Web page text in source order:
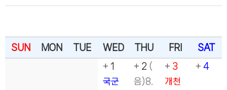
SUN MON TUE WED THU FRI SAT
+ 1
국군
+ 2 (
음)8.
+ 3
개천
+ 4